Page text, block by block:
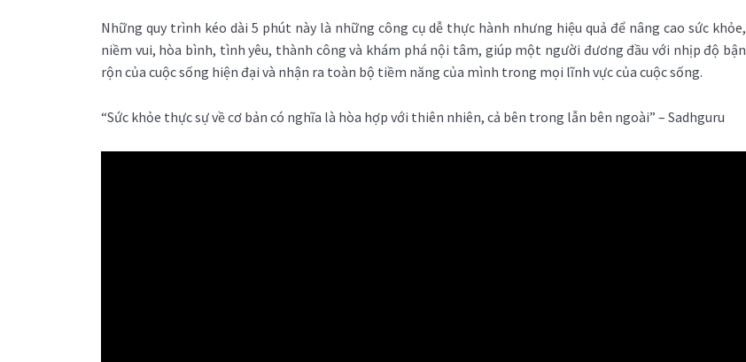
Những quy trình kéo dài 5 phút này là những công cụ dễ thực hành nhưng hiệu quả để nâng cao sức khỏe,
niềm vui, hòa bình, tình yêu, thành công và khám phá nội tâm, giúp một người đương đầu với nhịp độ bận
rộn của cuộc sống hiện đại và nhận ra toàn bộ tiềm năng của mình trong mọi lĩnh vực của cuộc sống.
“Sức khỏe thực sự về cơ bản có nghĩa là hòa hợp với thiên nhiên, cả bên trong lẫn bên ngoài” – Sadhguru